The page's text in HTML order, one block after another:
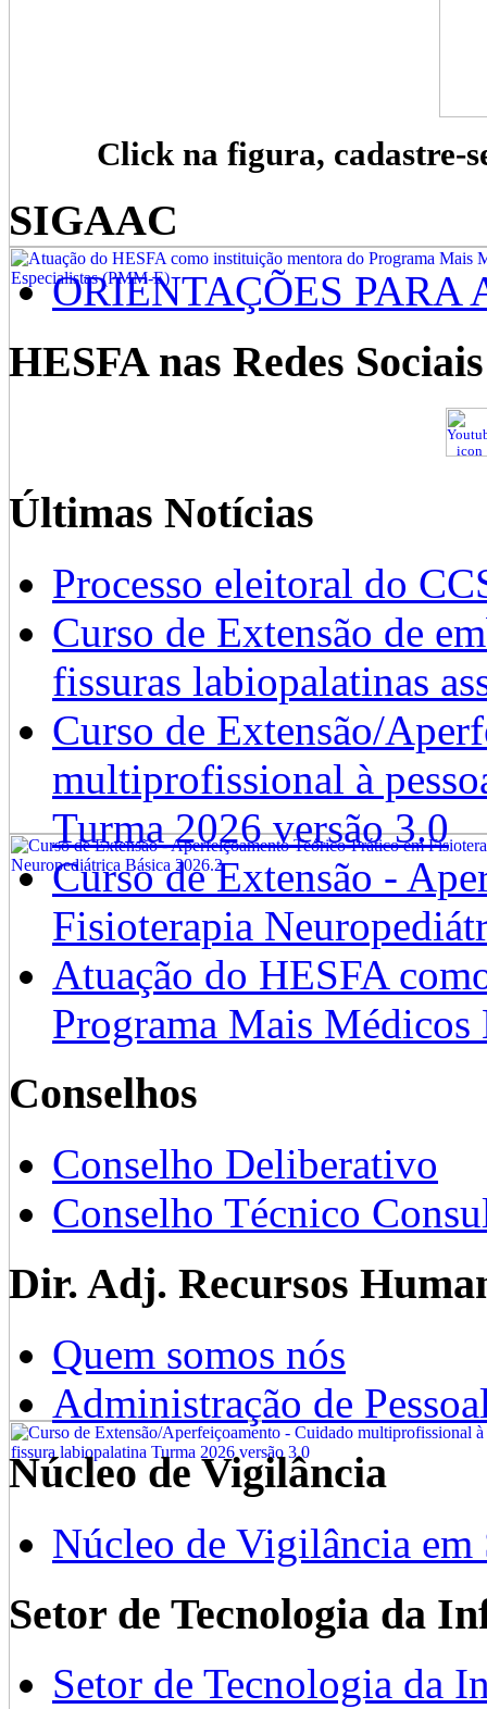
Click na figura, cadastre-
SIGAAC
ORIENTAÇÕES PARA
HESFA nas Redes Sociais
Últimas Notícias
Processo eleitoral do
Curso de Extensão de
fissuras labiopalatinas
Curso de Extensão/
multiprofissional à
Turma 2026 versão 3.0
Curso de Extensão -
Fisioterapia
Atuação do HESFA
Programa Mais
Conselhos
Conselho Deliberativo
Conselho Técnico
Dir. Adj. Recursos
Quem somos nós
Administração de
Núcleo de Vigilância
Núcleo de Vigilância em
Setor de Tecnologia da
Setor de Tecnologia da